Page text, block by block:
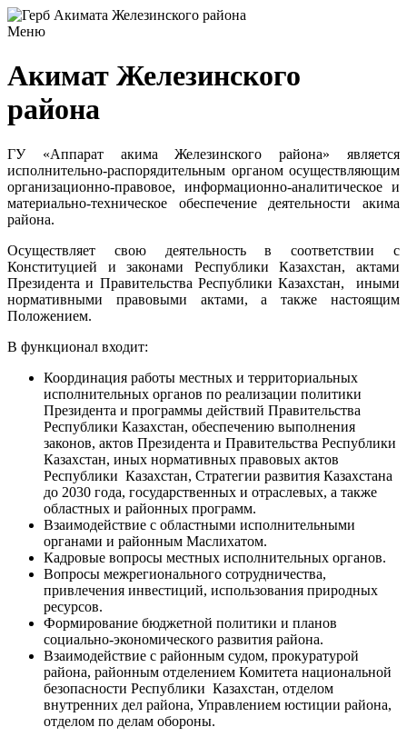
Меню
Акимат Железинского
района
ГУ «Аппарат акима Железинского района» является
исполнительно-распорядительным органом осуществляющим
организационно-правовое, информационно-аналитическое и
материально-техническое обеспечение деятельности акима
района.
Осуществляет свою деятельность в соответствии с
Конституцией и законами Республики Казахстан, актами
Президента и Правительства Республики Казахстан, иными
нормативными правовыми актами, а также настоящим
Положением.
В функционал входит:
Координация работы местных и территориальных
исполнительных органов по реализации политики
Президента и программы действий Правительства
Республики Казахстан, обеспечению выполнения
законов, актов Президента и Правительства Республики
Казахстан, иных нормативных правовых актов
Республики Казахстан, Стратегии развития Казахстана
до 2030 года, государственных и отраслевых, а также
областных и районных программ.
Взаимодействие с областными исполнительными
органами и районным Маслихатом.
Кадровые вопросы местных исполнительных органов.
Вопросы межрегионального сотрудничества,
привлечения инвестиций, использования природных
ресурсов.
Формирование бюджетной политики и планов
социально-экономического развития района.
Взаимодействие с районным судом, прокуратурой
района, районным отделением Комитета национальной
безопасности Республики Казахстан, отделом
внутренних дел района, Управлением юстиции района,
отделом по делам обороны.